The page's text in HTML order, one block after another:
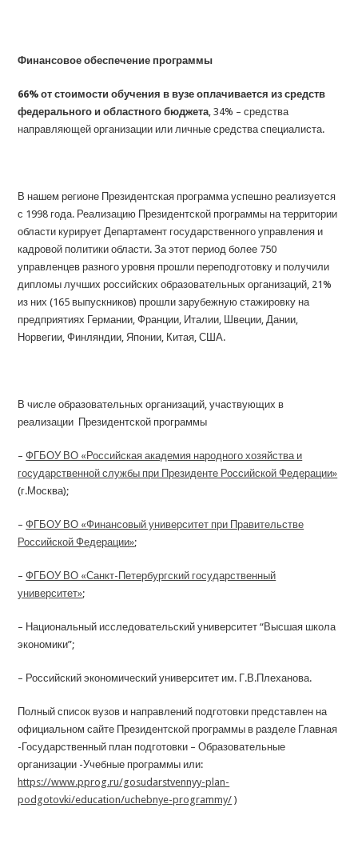
Финансовое обеспечение программы
66% от стоимости обучения в вузе оплачивается из средств
федерального и областного бюджета, 34% – средства
направляющей организации или личные средства специалиста.
В нашем регионе Президентская программа успешно реализуется
с 1998 года. Реализацию Президентской программы на территории
области курирует Департамент государственного управления и
кадровой политики области. За этот период более 750
управленцев разного уровня прошли переподготовку и получили
дипломы лучших российских образовательных организаций, 21%
из них (165 выпускников) прошли зарубежную стажировку на
предприятиях Германии, Франции, Италии, Швеции, Дании,
Норвегии, Финляндии, Японии, Китая, США.
В числе образовательных организаций, участвующих в
реализации Президентской программы
–ФГБОУ ВО «Российская академия народного хозяйства и
государственной службы при Президенте Российской Федерации»
(г.Москва);
–ФГБОУ ВО «Финансовый университет при Правительстве
Российской Федерации»;
–ФГБОУ ВО «Санкт-Петербургский государственный
университет»;
– Национальный исследовательский университет “Высшая школа
экономики”;
– Российский экономический университет им. Г.В.Плеханова.
Полный список вузов и направлений подготовки представлен на
официальном сайте Президентской программы в разделе Главная
-Государственный план подготовки – Образовательные
организации -Учебные программы или:
https://www.pprog.ru/gosudarstvennyy-plan-
podgotovki/education/uchebnye-programmy/ )